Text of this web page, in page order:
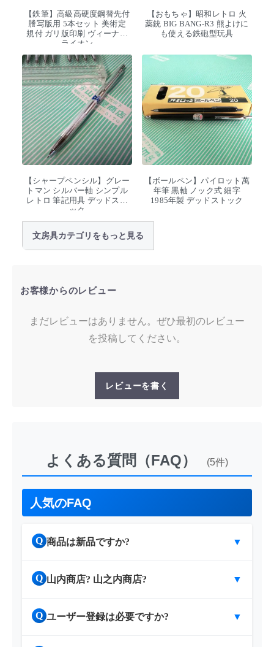
【鉄筆】高級高硬度鋼替先付
謄写版用 5本セット 美術定
規付 ガリ版印刷 ヴィーナス
ライオン
【おもちゃ】昭和レトロ 火
薬銃 BIG BANG-R3 熊よけに
も使える鉄砲型玩具
【シャープペンシル】グレー
トマン シルバー軸 シンプル
レトロ 筆記用具 デッドスト
ック
【ボールペン】パイロット萬
年筆 黒軸 ノック式 細字
1985年製 デッドストック
文房具カテゴリをもっと見る
お客様からのレビュー
まだレビューはありません。ぜひ最初のレビュー
を投稿してください。
レビューを書く
よくある質問（FAQ） (5件)
人気のFAQ
Q 商品は新品ですか? ▼
Q 山内商店? 山之内商店? ▼
Q ユーザー登録は必要ですか? ▼